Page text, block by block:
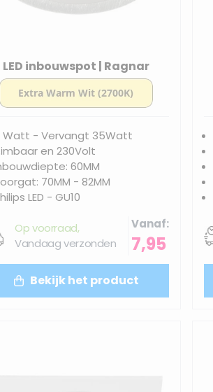
LED inbouwspot | Ragnar
Watt - Vervangt 35Watt
en 230Volt
60MM
70MM - 82MM
LED - GU10
Op voorraad,
Vandaag verzonden
Vanaf
7,95
Bekijk het product